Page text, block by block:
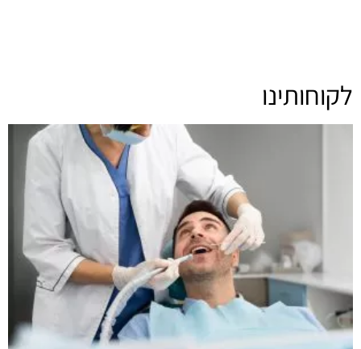
לקוחותינו